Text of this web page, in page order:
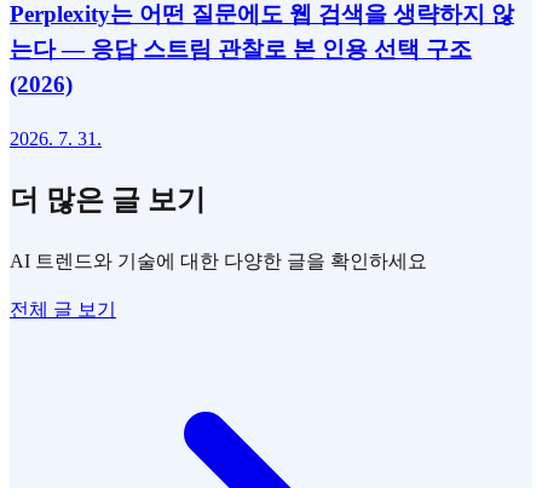
Perplexity는 어떤 질문에도 웹 검색을 생략하지 않
는다 — 응답 스트림 관찰로 본 인용 선택 구조
(2026)
2026. 7. 31.
더 많은 글 보기
AI 트렌드와 기술에 대한 다양한 글을 확인하세요
전체 글 보기